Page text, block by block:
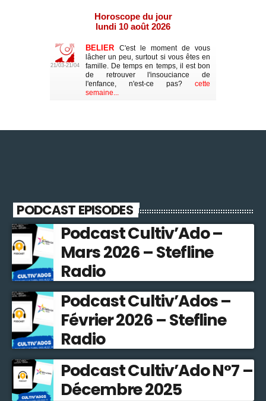
PODCAST EPISODES
Podcast Cultiv’Ado –
Mars 2026 – Stefline
Radio
Podcast Cultiv’Ados –
Février 2026 – Stefline
Radio
Podcast Cultiv’Ado N°7 –
Décembre 2025